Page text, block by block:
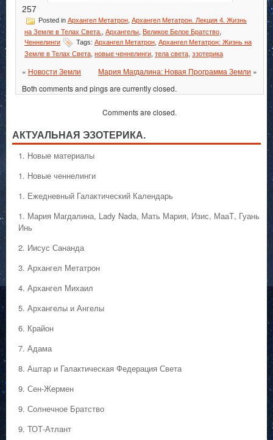
257
Posted in Архангел Метатрон Архангел Метатрон. Лекция 4. Жизнь
на Земле в Телах Света.
Архангелы Великое Белое Братство
Ченнелинги
Tags: Архангел Метатрон Архангел Метатрон: Жизнь на
Земле в Телах Света новые ченнелинги тела света эзотерика
« Новости Земли Мария Магдалина: Новая Программа Земли »
Both comments and pings are currently closed.
Comments are closed.
АКТУАЛЬНАЯ ЭЗОТЕРИКА.
1. Hовые материалы
1. Hовые ченнелинги
1. Ежедневный Галактический Календарь
1. Мария Магдалина, Lady Nada, Мать Мария, Изис, МааТ, Гуань
Инь
2. Иисус Сананда
3. Архангел Метатрон
4. Архангел Михаил
5. Архангелы и Ангелы
6. Крайон
7. Адама
8. Аштар и Галактическая Федерация Света
9. Сен-Жермен
9. Солнечное Братство
9. ТОТ-Атлант